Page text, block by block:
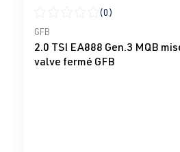
Note moyenne de 0 sur 5 étoiles
(0)
GFB
2.0 TSI EA888 Gen.3 MQB
valve fermé GFB